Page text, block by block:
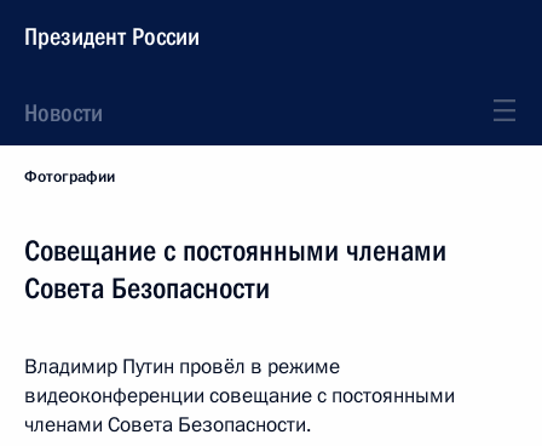
Президент России
Новости
Фотографии
Совещание с постоянными членами
Совета Безопасности
Владимир Путин провёл в режиме
видеоконференции совещание с постоянными
членами Совета Безопасности.